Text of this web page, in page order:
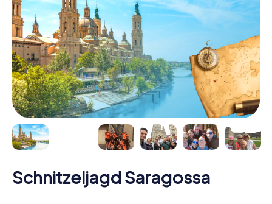
Schnitzeljagd Saragossa